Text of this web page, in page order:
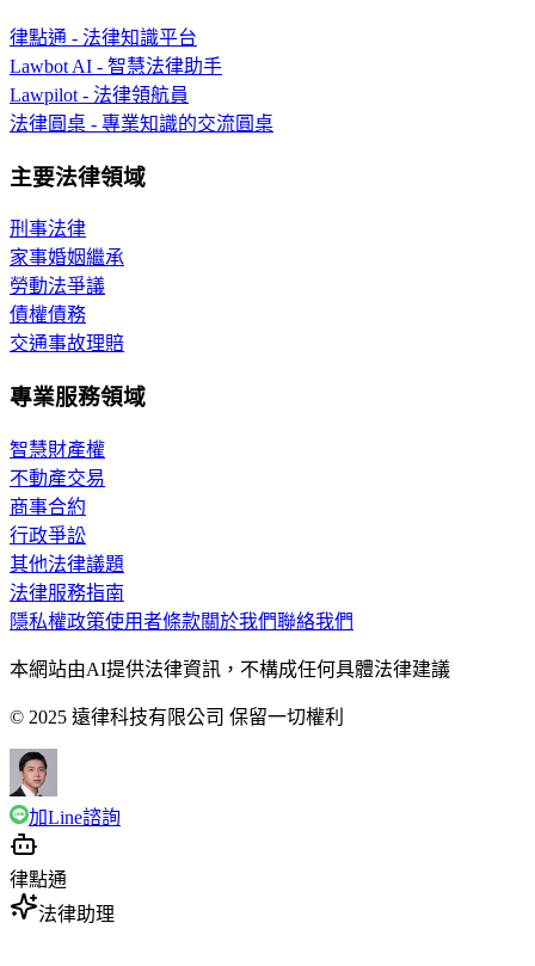
律點通 - 法律知識平台
Lawbot AI - 智慧法律助手
Lawpilot - 法律領航員
法律圓桌 - 專業知識的交流圓桌
主要法律領域
刑事法律
家事婚姻繼承
勞動法爭議
債權債務
交通事故理賠
專業服務領域
智慧財產權
不動產交易
商事合約
行政爭訟
其他法律議題
法律服務指南
隱私權政策使用者條款關於我們聯絡我們
本網站由AI提供法律資訊，不構成任何具體法律建議
© 2025 遠律科技有限公司 保留一切權利
加Line諮詢
律點通
法律助理